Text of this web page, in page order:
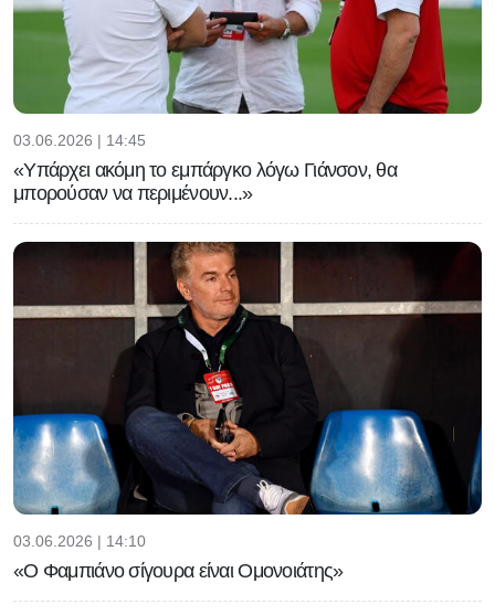
03.06.2026 | 14:45
«Υπάρχει ακόμη το εμπάργκο λόγω Γιάνσον, θα
μπορούσαν να περιμένουν...»
03.06.2026 | 14:10
«Ο Φαμπιάνο σίγουρα είναι Ομονοιάτης»